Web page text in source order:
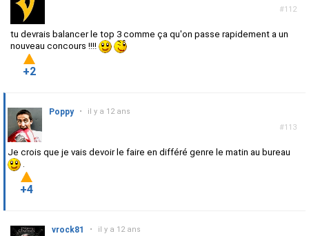
#112
tu devrais balancer le top 3 comme ça qu'on passe rapidement a un
nouveau concours !!!!
+2
#113
Poppy • il y a 12 ans
Je crois que je vais devoir le faire en différé genre le matin au bureau
.
+4
vrock81 • il y a 12 ans